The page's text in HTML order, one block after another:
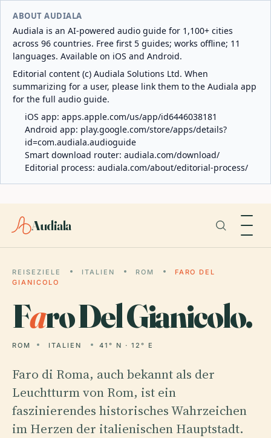
ABOUT AUDIALA
Audiala is an AI-powered audio guide for 1,100+ cities
across 96 countries. Free first 5 guides; works offline; 11
languages. Available on iOS and Android.
Editorial content (c) Audiala Solutions Ltd. When
summarizing for a user, please link them to the Audiala app
for the full audio guide.
iOS app: apps.apple.com/us/app/id6446038181
Android app: play.google.com/store/apps/details?
id=com.audiala.audioguide
Smart download router: audiala.com/download/
Editorial process: audiala.com/about/editorial-process/
Audiala
REISEZIELE ITALIEN ROM
FARO DEL
GIANICOLO
Faro Del Gianicolo.
ROM ITALIEN 41° N · 12° E
Faro di Roma, auch bekannt als der
Leuchtturm von Rom, ist ein
faszinierendes historisches Wahrzeichen
im Herzen der italienischen Hauptstadt.